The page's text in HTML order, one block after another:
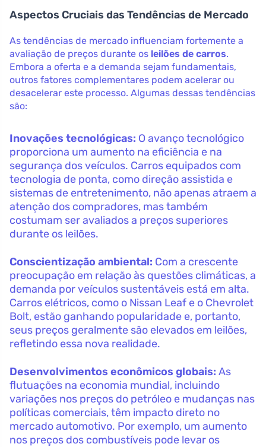
Aspectos Cruciais das Tendências de Mercado
As tendências de mercado influenciam fortemente a
avaliação de preços durante os leilões de carros.
Embora a oferta e a demanda sejam fundamentais,
outros fatores complementares podem acelerar ou
desacelerar este processo. Algumas dessas tendências
são:
Inovações tecnológicas: O avanço tecnológico
proporciona um aumento na eficiência e na
segurança dos veículos. Carros equipados com
tecnologia de ponta, como direção assistida e
sistemas de entretenimento, não apenas atraem a
atenção dos compradores, mas também
costumam ser avaliados a preços superiores
durante os leilões.
Conscientização ambiental: Com a crescente
preocupação em relação às questões climáticas, a
demanda por veículos sustentáveis está em alta.
Carros elétricos, como o Nissan Leaf e o Chevrolet
Bolt, estão ganhando popularidade e, portanto,
seus preços geralmente são elevados em leilões,
refletindo essa nova realidade.
Desenvolvimentos econômicos globais: As
flutuações na economia mundial, incluindo
variações nos preços do petróleo e mudanças nas
políticas comerciais, têm impacto direto no
mercado automotivo. Por exemplo, um aumento
nos preços dos combustíveis pode levar os